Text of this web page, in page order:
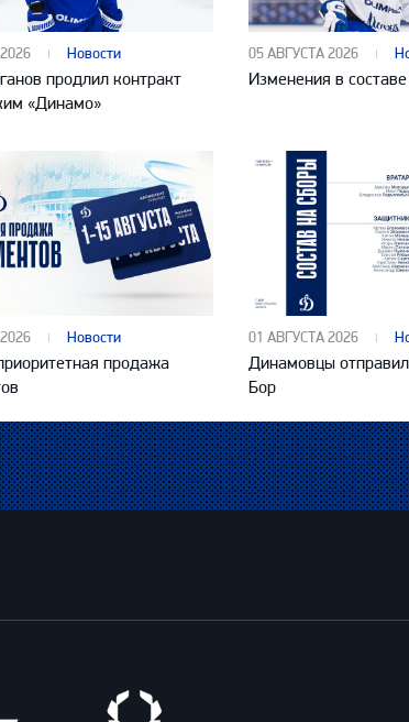
Новости
продлил контракт
«Динамо»
05 АВГУСТА 2026
Изменения в
Новости
продажа
01 АВГУСТА 2026
Динамовцы
Бор